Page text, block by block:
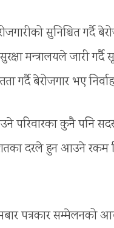
सुनिश्चित गर्दै
मन्त्रालयले जारी
गर्दै बेरोजगार भए
परिवारका कुनै पनि
दरले हुन आउने रकम
पत्रकार सम्मेलनको